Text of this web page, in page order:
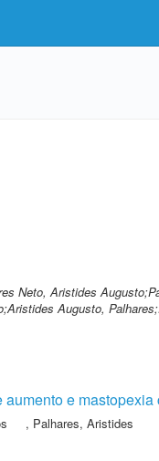
Neto, Aristides
Augusto,
e mastopexia
, Palhares, Aristides